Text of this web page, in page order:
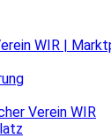
WIR |
Verein WIR